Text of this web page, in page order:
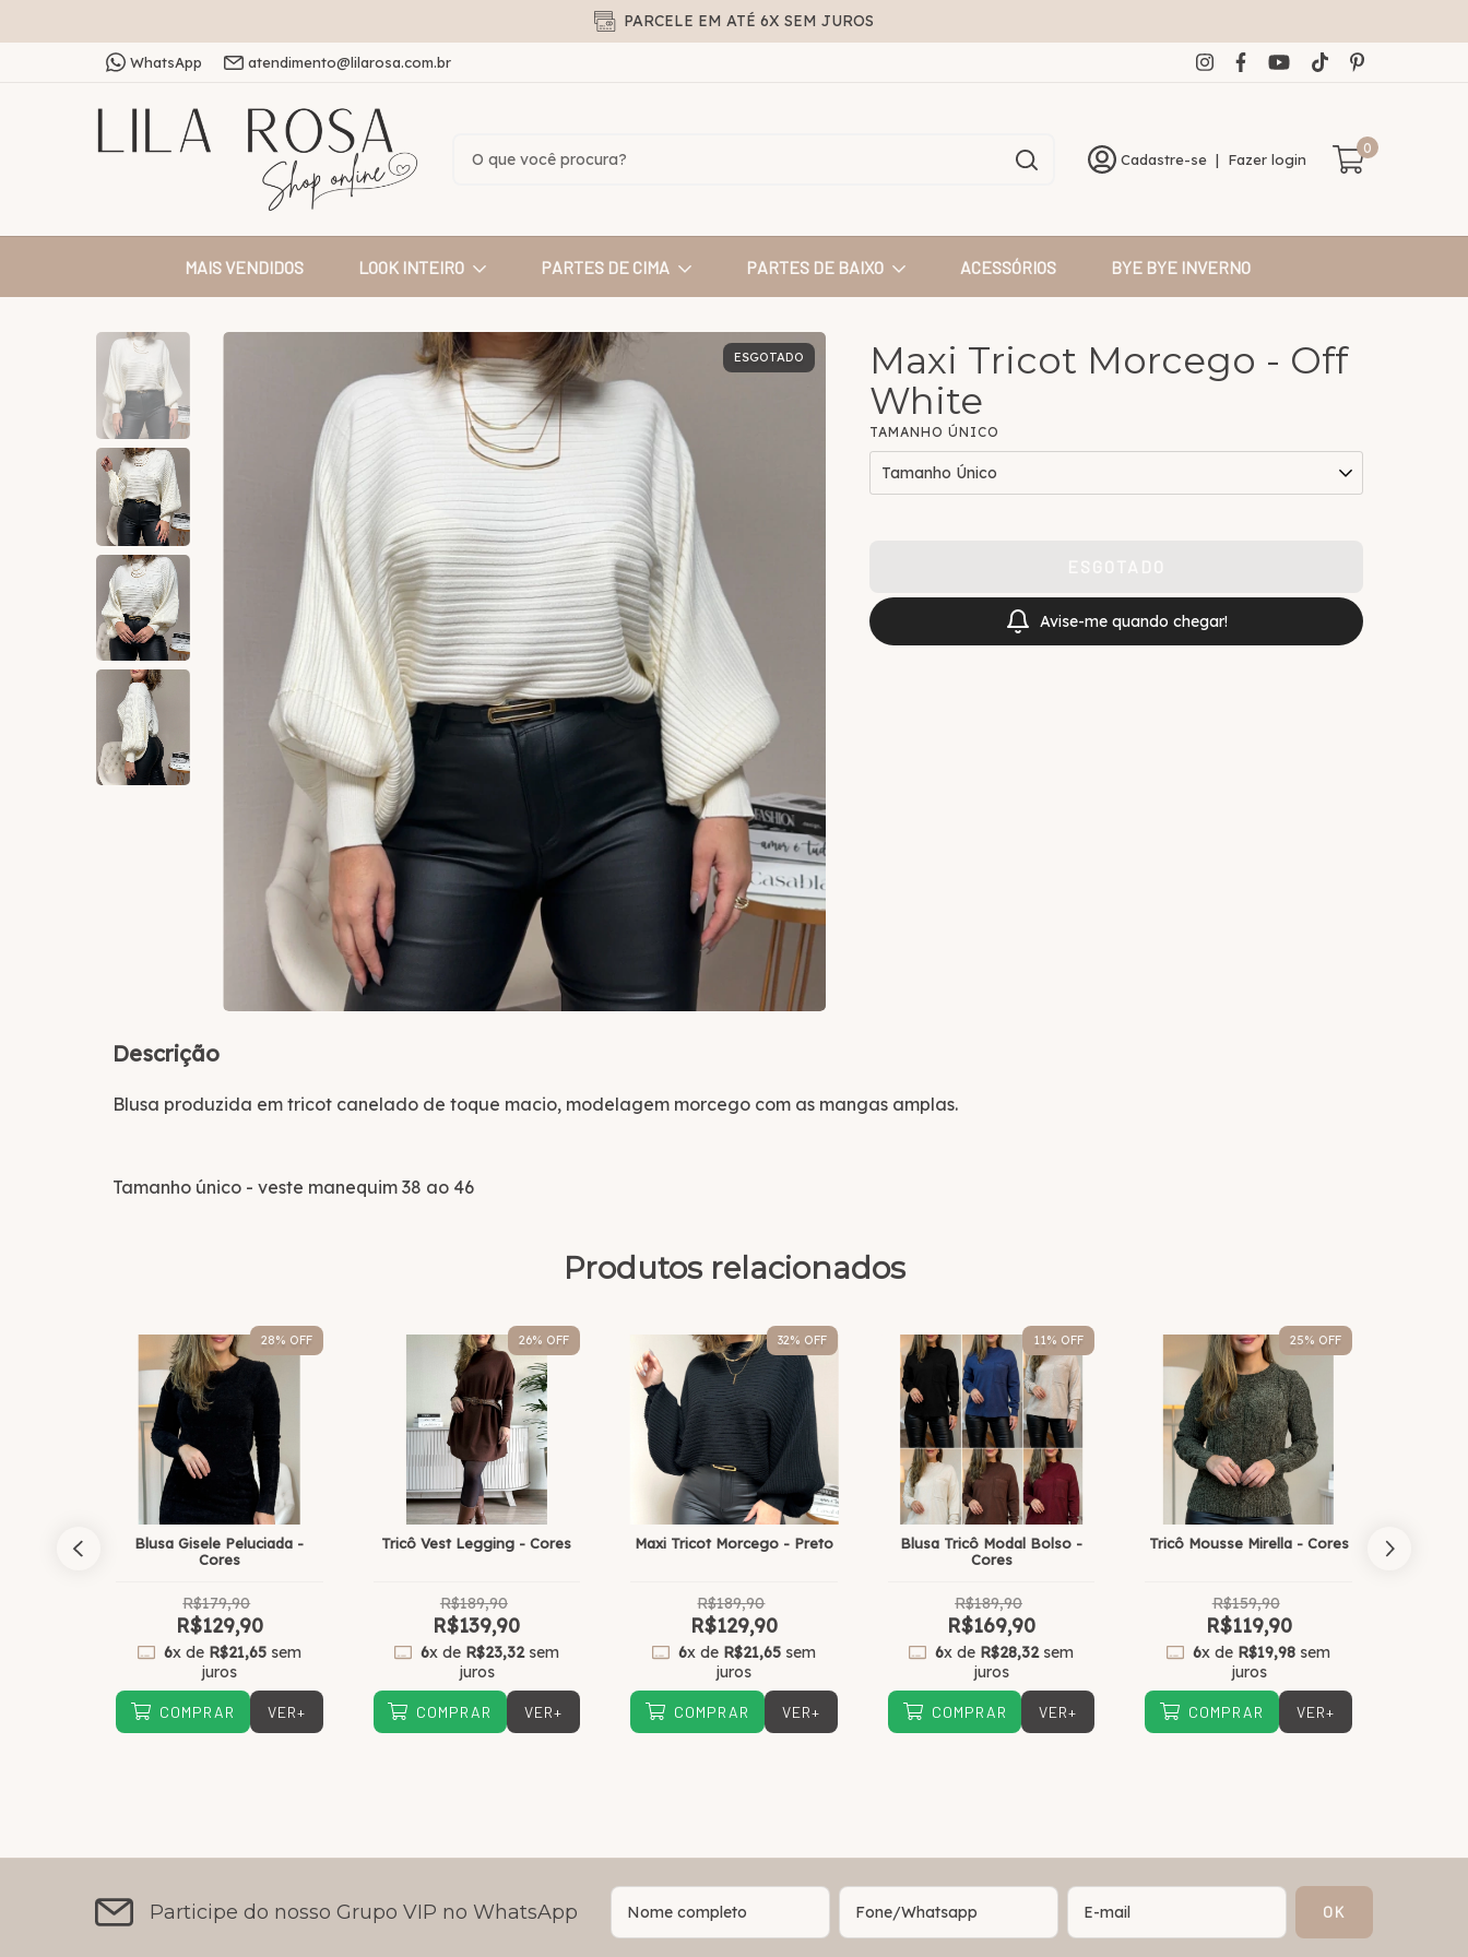
PARCELE EM ATÉ 6X SEM JUROS
WhatsApp atendimento@lilarosa.com.br
Cadastre-se | Fazer login
0
MAIS VENDIDOS LOOK INTEIRO PARTES DE CIMA PARTES DE BAIXO ACESSÓRIOS BYE BYE INVERNO
ESGOTADO
Maxi Tricot Morcego - Off
White
TAMANHO ÚNICO
Avise-me quando chegar!
Descrição
Blusa produzida em tricot canelado de toque macio, modelagem morcego com as mangas amplas.
Tamanho único - veste manequim 38 ao 46
Produtos relacionados
28% OFF
Blusa Gisele Peluciada -
Cores
R$179,90
R$129,90
6x de R$21,65sem
juros
COMPRAR VER+
26% OFF
Tricô Vest Legging - Cores
R$189,90
R$139,90
6x de R$23,32sem
juros
COMPRAR VER+
32% OFF
Maxi Tricot Morcego - Preto
R$189,90
R$129,90
6x de R$21,65sem
juros
COMPRAR VER+
11% OFF
Blusa Tricô Modal Bolso -
Cores
R$189,90
R$169,90
6x de R$28,32sem
juros
COMPRAR VER+
25% OFF
Tricô Mousse Mirella - Cores
R$159,90
R$119,90
6x de R$19,98 sem
juros
COMPRAR VER+
Participe do nosso Grupo VIP no WhatsApp